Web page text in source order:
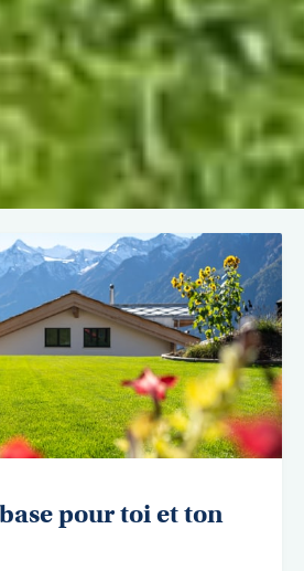
pour toi et ton